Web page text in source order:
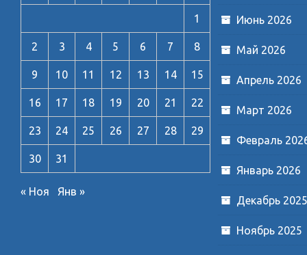
1
2 3 4 5 6 7 8
9 10 11 12 13 14 15
16 17 18 19 20 21 22
23 24 25 26 27 28 29
30 31
« Ноя Янв »
Июнь 2026
Май 2026
Апрель 2026
Март 2026
Февраль
Январь 2026
Декабрь 2025
Ноябрь 2025